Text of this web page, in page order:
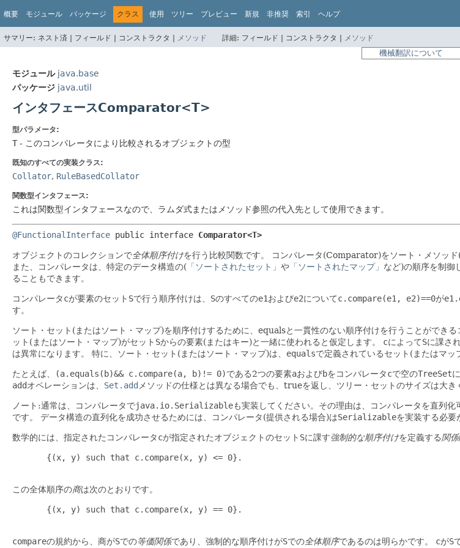
概要 モジュール パッケージ クラス 使用 ツリー プレビュー 新規 非推奨 索引 ヘルプ
サマリー: ネスト済 | フィールド | コンストラクタ | メソッド 詳細: フィールド | コンストラクタ | メソッド
機械翻訳について
モジュール java.base
パッケージ java.util
インタフェースComparator<T>
型パラメータ:
T - このコンパレータにより比較されるオブジェクトの型
既知のすべての実装クラス:
Collator, RuleBasedCollator
関数型インタフェース:
これは関数型インタフェースなので、ラムダ式またはメソッド参照の代入先として使用できます。
@FunctionalInterface public interface Comparator<T>
オブジェクトのコレクションで全体順序付けを行う比較関数です。 コンパレータ(Comparator)をソート・メソッド
また、コンパレータは、特定のデータ構造の( 「ソートされたセット」 や 「ソートされたマップ」 など)の順序を制御
ることもできます。
コンパレータcが要素のセット Sで行う順序付けは、 Sのすべてのe1およびe2についてc.compare(e1, e2)==0が
す。
ソート・セット(またはソート・マップ)を順序付けするために、equalsと一貫性のない順序付けを行うことができる
ット(またはソート・マップ)がセット Sからの要素(またはキー)と一緒に使われると仮定します。 cによってSに課さ
は異常になります。
特に、ソート・セット(またはソート・マップ)は、 equalsで定義されているセット(またはマッ
たとえば、 (a.equals(b)&& c.compare(a, b)!= 0)である2つの要素aおよびbをコンパレータcで空のTreeSet
addオペレーションは、 Set.add メソッドの仕様とは異なる場合でも、trueを返し、ツリー・セットのサイズは大き
ノート:通常は、コンパレータでjava.io.Serializableも実装してください。その理由は、コンパレータを直列化
です。
データ構造の直列化を成功させるためには、コンパレータ(提供される場合)はSerializableを実装する必要
数学的には、指定されたコンパレータcが指定されたオブジェクトのセット Sに課す強制的な順序付けを定義する関係
       {(x, y) such that c.compare(x, y) <= 0}.
この全体順序の商は次のとおりです。
       {(x, y) such that c.compare(x, y) == 0}.
compareの規約から、商がSでの等価関係であり、強制的な順序付けがSでの全体順序であるのは明らかです。 cがS